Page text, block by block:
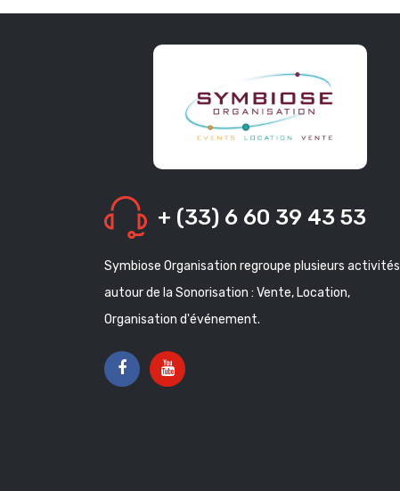
+ (33) 6 60 39 43 53
Symbiose Organisation regroupe plusieurs activités
autour de la Sonorisation : Vente, Location,
Organisation d'événement.